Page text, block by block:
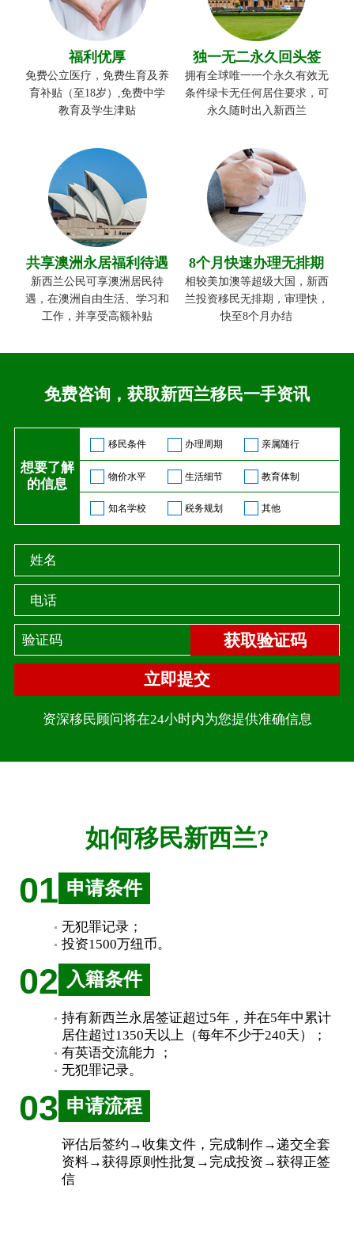
福利优厚
免费公立医疗，免费生育及养
育补贴（至18岁）,免费中学
教育及学生津贴
独一无二永久回头签
拥有全球唯一一个永久有效无
条件绿卡无任何居住要求，可
永久随时出入新西兰
共享澳洲永居福利待遇
新西兰公民可享澳洲居民待
遇，在澳洲自由生活、学习和
工作，并享受高额补贴
8个月快速办理无排期
相较美加澳等超级大国，新西
兰投资移民无排期，审理快，
快至8个月办结
免费咨询，获取新西兰移民一手资讯
想要了解
的信息
移民条件 办理周期 亲属随行
物价水平 生活细节 教育体制
知名学校 税务规划 其他
姓名
电话
获取验证码
立即提交
资深移民顾问将在24小时内为您提供准确信息
如何移民新西兰?
01 申请条件
无犯罪记录；
投资1500万纽币。
02 入籍条件
持有新西兰永居签证超过5年，并在5年中累计
居住超过1350天以上（每年不少于240天）；
有英语交流能力 ；
无犯罪记录。
03 申请流程
评估后签约→收集文件，完成制作→递交全套
资料→获得原则性批复→完成投资→获得正签
信